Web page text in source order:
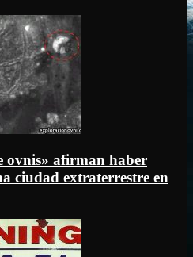
ovnis» afirman haber
ciudad extraterrestre en